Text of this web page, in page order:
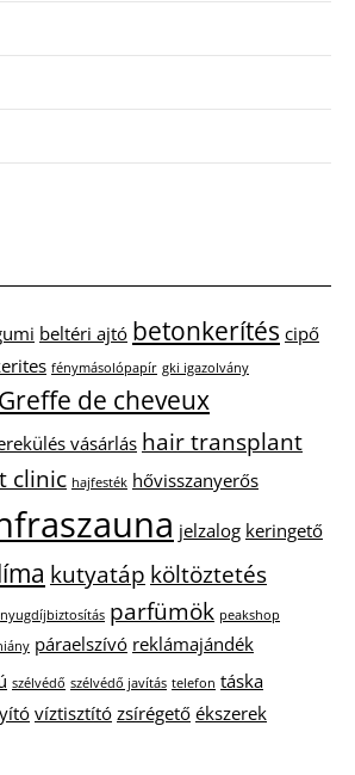
beltéri ajtó betonkerítés cipő
fénymásolópapír gki igazolvány
Greffe de cheveux
vásárlás hair transplant
clinic hajfesték hővisszanyerős
jelzalog keringető
kutyatáp költöztetés
nyugdíjbiztosítás parfümök peakshop
páraelszívó reklámajándék
szélvédő szélvédő javítás telefon táska
víztisztító zsírégető ékszerek